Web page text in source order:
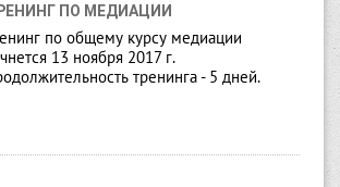
ПО МЕДИАЦИИ
по общему курсу медиации
13 ноября 2017 г.
тренинга - 5 дней.